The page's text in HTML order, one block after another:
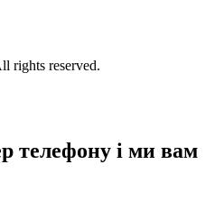
rights reserved.
телефону і ми вам